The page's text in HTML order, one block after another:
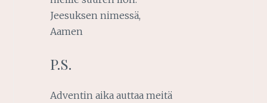
Jeesuksen nimessä,
Aamen
P.S.
Adventin aika auttaa meitä